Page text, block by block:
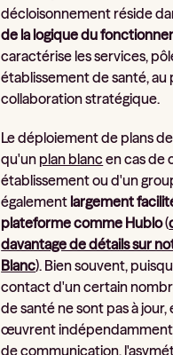
décloisonnement réside
de la logique du
caractérise les services,
établissement de santé,
collaboration stratégique.
Le déploiement de plans
qu'un plan blanc en cas de
établissement ou d'un
également largement
plateforme comme Hublo(
davantage de détails sur
Blanc). Bien souvent,
contact d'un certain
de santé ne sont pas à
œuvrent indépendamment
de communication,